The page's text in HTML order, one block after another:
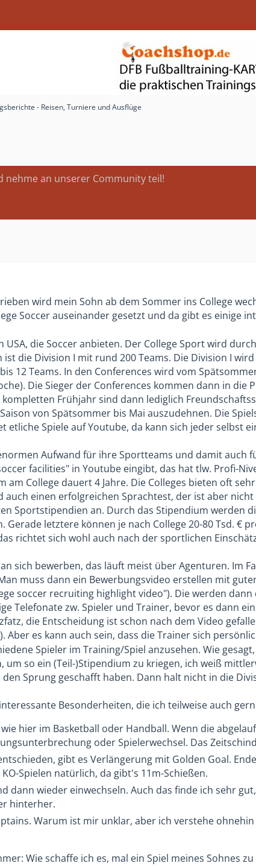
- Reisen, Turniere und Ausflüge
nehme an unserer Community teil!
wird mein Sohn ab dem Sommer ins College
Soccer auseinander gesetzt und da gibt es einige
USA, die Soccer anbieten. Der College Sport wird
die Division I mit rund 200 Teams. Die Division I
12 Teams. In den Conferences wird vom
Die Sieger der Conferences kommen dann in die
Frühjahr sind dann lediglich
von Spätsommer bis Mai auszudehnen. Die
etliche Spiele auf Youtube, da kann sich jeder selbst
Aufwand für ihre Sportteams und damit auch
facilities" in Youtube eingibt, das hat tlw. Profi-
am College dauert 4 Jahre. Die Colleges bieten oft
einen erfolgreichen Sprachtest, der ist aber
Sportstipendien an. Durch das Stipendium werden
letztere können je nach College 20-80 Tsd. €
richtet sich wohl auch nach der sportlichen
sich bewerben, das läuft meist über Agenturen. Im
muss dann ein Bewerbungsvideo erstellen mit
soccer recruiting highlight video"). Die werden
Telefonate zw. Spieler und Trainer, bevor es dann
die Entscheidung ist schon nach dem Video
). Aber es kann auch sein, dass die Trainer sich
Spieler im Training/Spiel anzusehen. Wie
um so ein (Teil-)Stipendium zu kriegen, ich weiß
den Sprung geschafft haben. Dann halt nicht in die
Besonderheiten, die ich teilweise auch
hier im Basketball oder Handball. Wenn die
oder Spielerwechsel. Das
gibt es Verlängerung mit Golden Goal.
Spielen natürlich, da gibt's 11m-Schießen.
dann wieder einwechseln. Auch das finde ich sehr
hinterher.
Warum ist mir unklar, aber ich verstehe
Wie schaffe ich es, mal ein Spiel meines Sohnes